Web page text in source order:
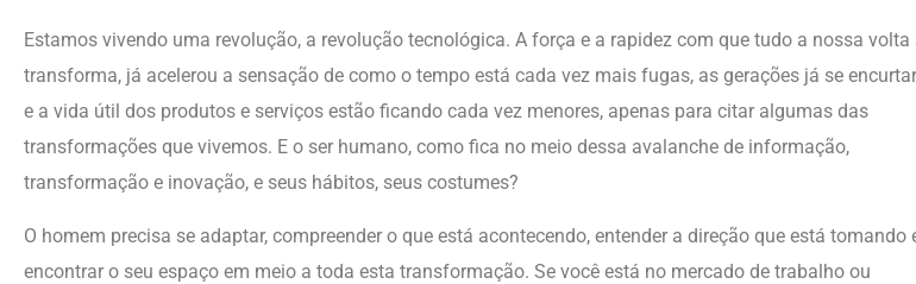
Estamos vivendo uma revolução, a revolução tecnológica. A força e a rapidez com que tudo a nossa volta
transforma, já acelerou a sensação de como o tempo está cada vez mais fugas, as gerações já se
e a vida útil dos produtos e serviços estão ficando cada vez menores, apenas para citar algumas das
transformações que vivemos. E o ser humano, como fica no meio dessa avalanche de informação,
transformação e inovação, e seus hábitos, seus costumes?
O homem precisa se adaptar, compreender o que está acontecendo, entender a direção que está tomando
encontrar o seu espaço em meio a toda esta transformação. Se você está no mercado de trabalho ou